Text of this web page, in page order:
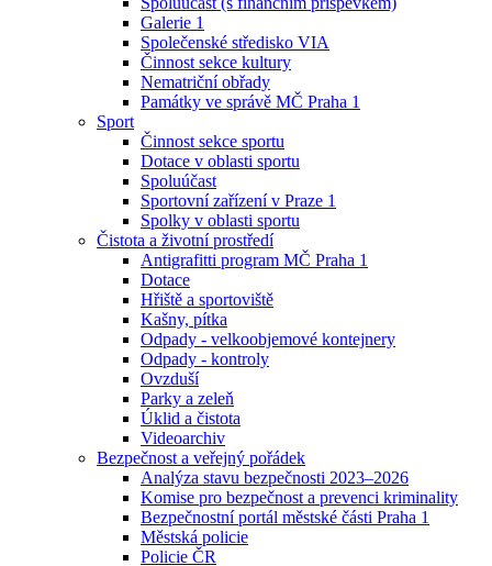
Galerie 1
Společenské středisko VIA
Činnost sekce kultury
Nematriční obřady
Památky ve správě MČ Praha 1
Sport
Činnost sekce sportu
Dotace v oblasti sportu
Spoluúčast
Sportovní zařízení v Praze 1
Spolky v oblasti sportu
Čistota a životní prostředí
Antigrafitti program MČ Praha 1
Dotace
Hřiště a sportoviště
Kašny, pítka
Odpady - velkoobjemové kontejnery
Odpady - kontroly
Ovzduší
Parky a zeleň
Úklid a čistota
Videoarchiv
Bezpečnost a veřejný pořádek
Analýza stavu bezpečnosti 2023–2026
Komise pro bezpečnost a prevenci kriminality
Bezpečnostní portál městské části Praha 1
Městská policie
Policie ČR